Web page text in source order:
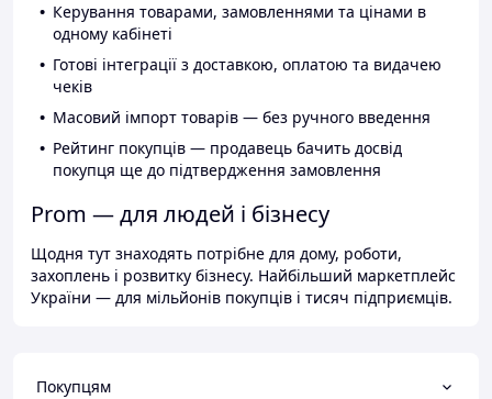
Керування товарами, замовленнями та цінами в
одному кабінеті
Готові інтеграції з доставкою, оплатою та видачею
чеків
Масовий імпорт товарів — без ручного введення
Рейтинг покупців — продавець бачить досвід
покупця ще до підтвердження замовлення
Prom — для людей і бізнесу
Щодня тут знаходять потрібне для дому, роботи,
захоплень і розвитку бізнесу. Найбільший маркетплейс
України — для мільйонів покупців і тисяч підприємців.
Покупцям